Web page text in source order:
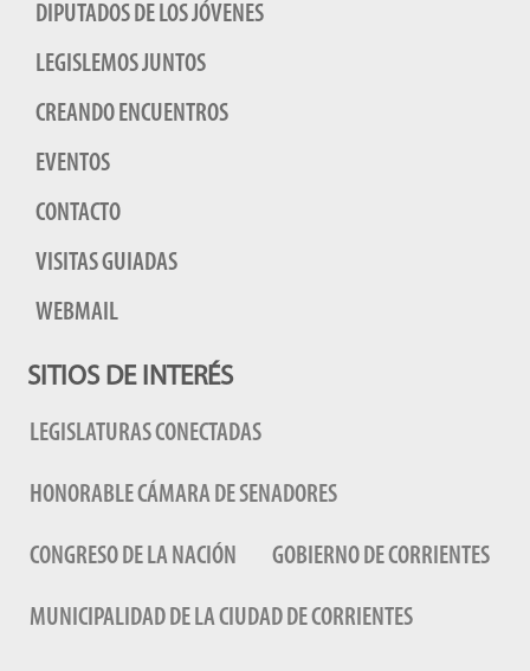
DIPUTADOS DE LOS JÓVENES
LEGISLEMOS JUNTOS
CREANDO ENCUENTROS
EVENTOS
CONTACTO
VISITAS GUIADAS
WEBMAIL
SITIOS DE INTERÉS
LEGISLATURAS CONECTADAS
HONORABLE CÁMARA DE SENADORES
CONGRESO DE LA NACIÓN GOBIERNO DE CORRIENTES
MUNICIPALIDAD DE LA CIUDAD DE CORRIENTES